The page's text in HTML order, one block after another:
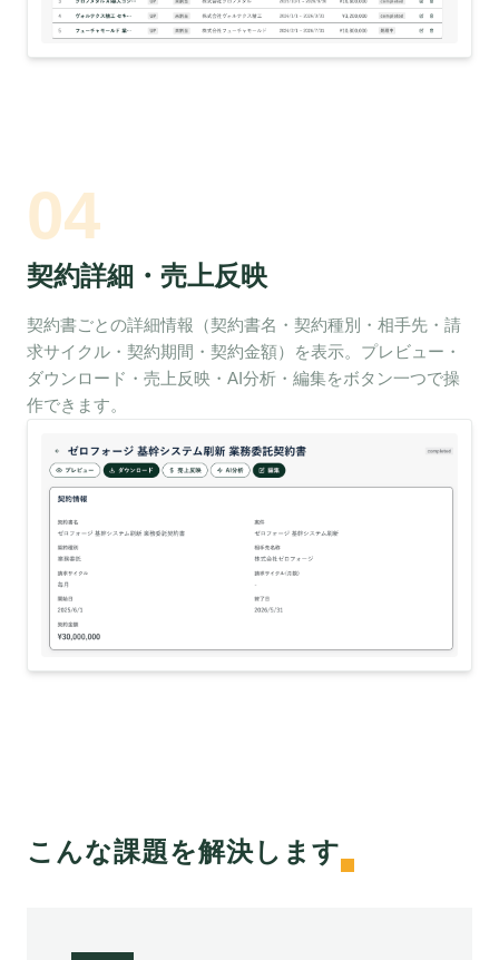
04
契約詳細・売上反映
契約書ごとの詳細情報（契約書名・契約種別・相手先・請
求サイクル・契約期間・契約金額）を表示。プレビュー・
ダウンロード・売上反映・AI分析・編集をボタン一つで操
作できます。
こんな課題を解決します